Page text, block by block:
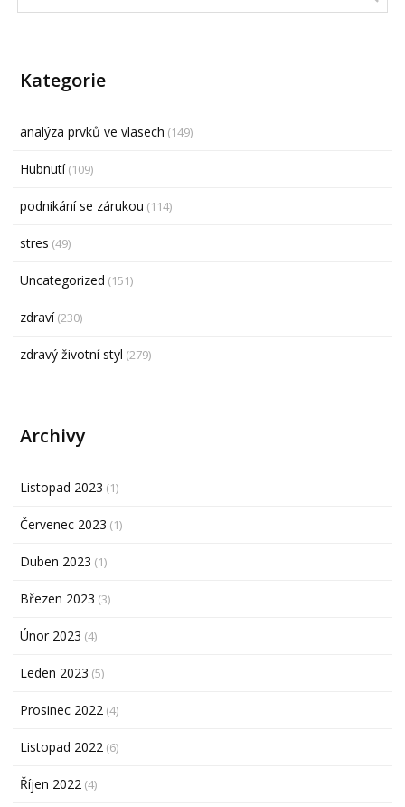
Kategorie
analýza prvků ve vlasech (149)
Hubnutí(109)
podnikání se zárukou (114)
stres (49)
Uncategorized (151)
zdraví(230)
zdravý životní styl (279)
Archivy
Listopad 2023 (1)
Červenec 2023 (1)
Duben 2023 (1)
Březen 2023 (3)
Únor 2023 (4)
Leden 2023 (5)
Prosinec 2022 (4)
Listopad 2022 (6)
Říjen 2022 (4)